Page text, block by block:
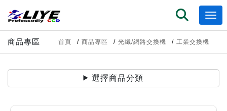
商品專區 首頁 商品專區 光纖/網路交換機 工業交換機
選擇商品分類